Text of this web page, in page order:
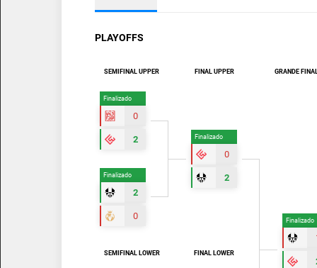
PLAYOFFS
GRANDE
Finalizado
FINAL UPPER
Finalizado
0
2
FINAL LOWER
SEMIFINAL UPPER
Finalizado
0
2
Finalizado
2
0
SEMIFINAL LOWER